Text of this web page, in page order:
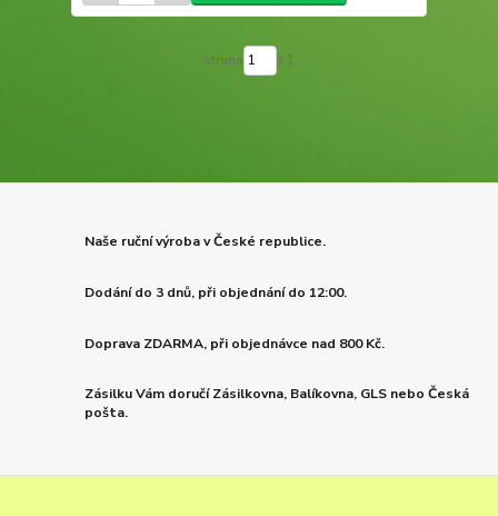
strana z 1
Naše ruční výroba v České republice.
Dodání do 3 dnů, při objednání do 12:00.
Doprava ZDARMA, při objednávce nad 800 Kč.
Zásilku Vám doručí Zásilkovna, Balíkovna, GLS nebo Česká
pošta.